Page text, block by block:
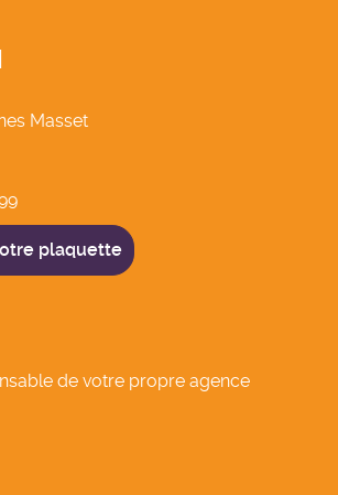
Masset
plaquette
de votre propre agence